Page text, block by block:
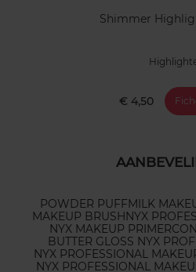
Shimmer
€ 4,50
POWDER PUFFMILK
MAKEUP BRUSHNYX
NYX MAKEUP PRIMER
BUTTER GLOSS NYX
NYX PROFESSIONAL
NYX PROFESSIONAL